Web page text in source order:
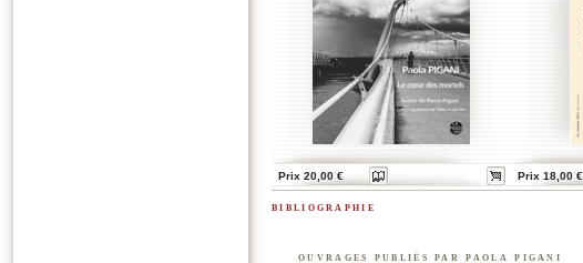
Prix 20,00 € Prix 18,00 €
bibliographie
ouvrages publiés par paola pigani